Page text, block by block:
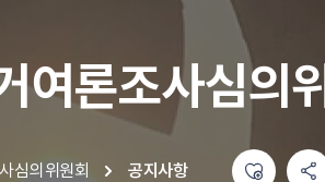
여론조사심의
심의위원회 공지사항